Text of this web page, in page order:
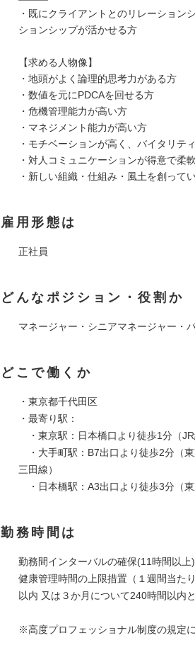
・既にクライアントとのリレーション
ションシップが活かせる方
【求める人物像】
・地頭がよく論理的思考力がある方
・数値を元にPDCAを回せる方
・危機管理能力が高い方
・マネジメント能力が高い方
・モチベーションが高く、バイタリテ
・対人コミュニケーションが得意で柔
・新しい組織・仕組み・風土を創って
雇用形態は
正社員
どんなポジション・役割か
マネージャー・シニアマネージャー・
どこで働くか
・東京都千代田区
・最寄り駅：
・東京駅：日本橋口より徒歩1分（
・大手町駅：B7出口より徒歩2分（
三田線）
・日本橋駅：A3出口より徒歩3分（
勤務時間は
勤務間インターバルの確保(11時間以上
健康管理時間の上限措置（１週間当た
以内 又は３か月について240時間以内と
※高度プロフェッショナル制度の規定